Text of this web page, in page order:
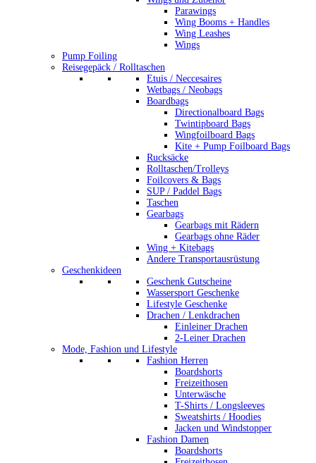
Parawings
Wing Booms + Handles
Wing Leashes
Wings
Pump Foiling
Reisegepäck / Rolltaschen
Etuis / Neccesaires
Wetbags / Neobags
Boardbags
Directionalboard Bags
Twintipboard Bags
Wingfoilboard Bags
Kite + Pump Foilboard Bags
Rucksäcke
Rolltaschen/Trolleys
Foilcovers & Bags
SUP / Paddel Bags
Taschen
Gearbags
Gearbags mit Rädern
Gearbags ohne Räder
Wing + Kitebags
Andere Transportausrüstung
Geschenkideen
Geschenk Gutscheine
Wassersport Geschenke
Lifestyle Geschenke
Drachen / Lenkdrachen
Einleiner Drachen
2-Leiner Drachen
Mode, Fashion und Lifestyle
Fashion Herren
Boardshorts
Freizeithosen
Unterwäsche
T-Shirts / Longsleeves
Sweatshirts / Hoodies
Jacken und Windstopper
Fashion Damen
Boardshorts